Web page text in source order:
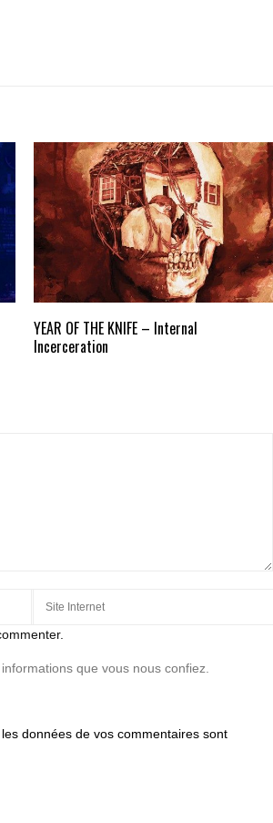
YEAR OF THE KNIFE – Internal
Incerceration
que vous nous confiez.
données de vos commentaires sont